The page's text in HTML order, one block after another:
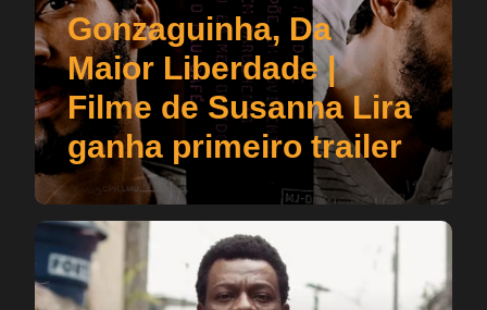
Gonzaguinha, Da
Maior Liberdade |
Filme de Susanna Lira
ganha primeiro trailer